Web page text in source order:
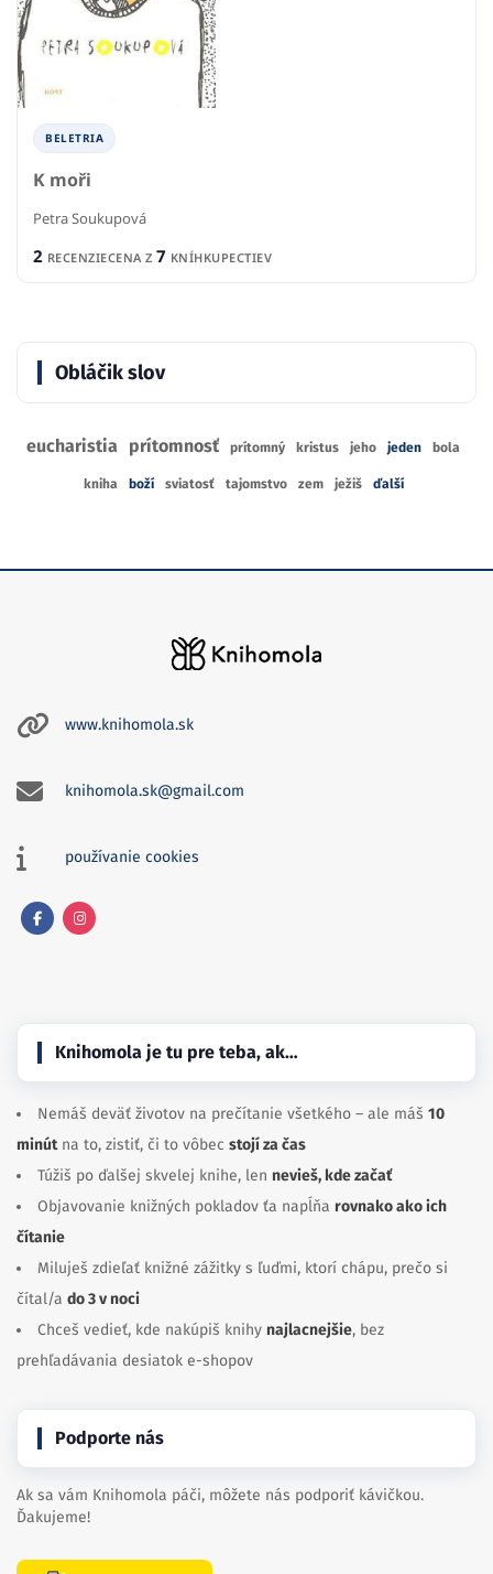
BELETRIA
K moři
Petra Soukupová
2 RECENZIECENA Z 7 KNÍHKUPECTIEV
Obláčik slov
eucharistia prítomnosť prítomný kristus jeho jeden bola
kniha boží sviatosť tajomstvo zem ježiš ďalší
www.knihomola.sk
knihomola.sk@gmail.com
používanie cookies
Knihomola je tu pre teba, ak…
Nemáš deväť životov na prečítanie všetkého – ale máš 10
minútna to, zistiť, či to vôbec stojí za čas
Túžiš po ďalšej skvelej knihe, len nevieš, kde začať
Objavovanie knižných pokladov ťa napĺňa rovnako ako ich
čítanie
Miluješ zdieľať knižné zážitky s ľuďmi, ktorí chápu, prečo si
čítal/a do 3 v noci
Chceš vedieť, kde nakúpiš knihy najlacnejšie, bez
prehľadávania desiatok e-shopov
Podporte nás
Ak sa vám Knihomola páči, môžete nás podporiť kávičkou.
Ďakujeme!